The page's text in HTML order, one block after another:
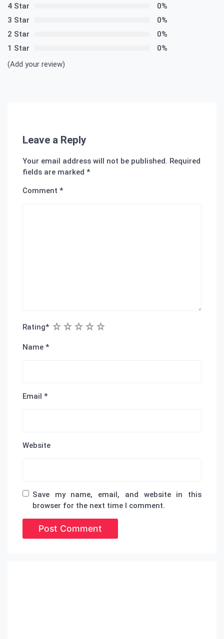
4 Star
0%
3 Star
0%
2 Star
0%
1 Star
0%
(Add your review)
Leave a Reply
Your email address will not be published. Required
fields are marked *
Comment *
Rating* 5
4
3
2
1
Name *
Email *
Website
Save my name, email, and website in this
browser for the next time I comment.